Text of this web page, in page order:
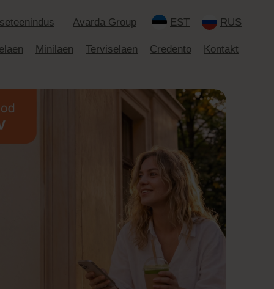
Minilaen Terviselaen Credento Kontakt
EST RUS
Avarda Group